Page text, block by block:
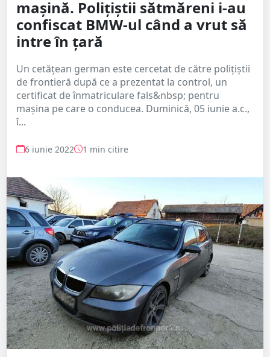
mașină. Polițiștii sătmăreni i-au
confiscat BMW-ul când a vrut să
intre în țară
Un cetăţean german este cercetat de către poliţiştii
de frontieră după ce a prezentat la control, un
certificat de înmatriculare fals&nbsp; pentru
maşina pe care o conducea. Duminică, 05 iunie a.c.,
î...
6 iunie 2022 1 min citire